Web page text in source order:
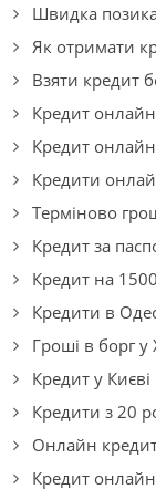
Швидка
Як отримати
Взяти кредит
Кредит онлайн
Кредит
Кредити
Терміново
Кредит за
Кредит на
Кредити в
Гроші в борг у
Кредит у Києві
Кредити з 20
Онлайн
Кредит